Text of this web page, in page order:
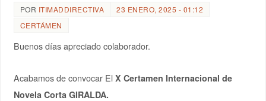
POR ITIMADDIRECTIVA
23 ENERO, 2025 - 01:12
CERTÁMEN
Buenos días apreciado colaborador.
Acabamos de convocar El X Certamen Internacional de
Novela Corta GIRALDA.